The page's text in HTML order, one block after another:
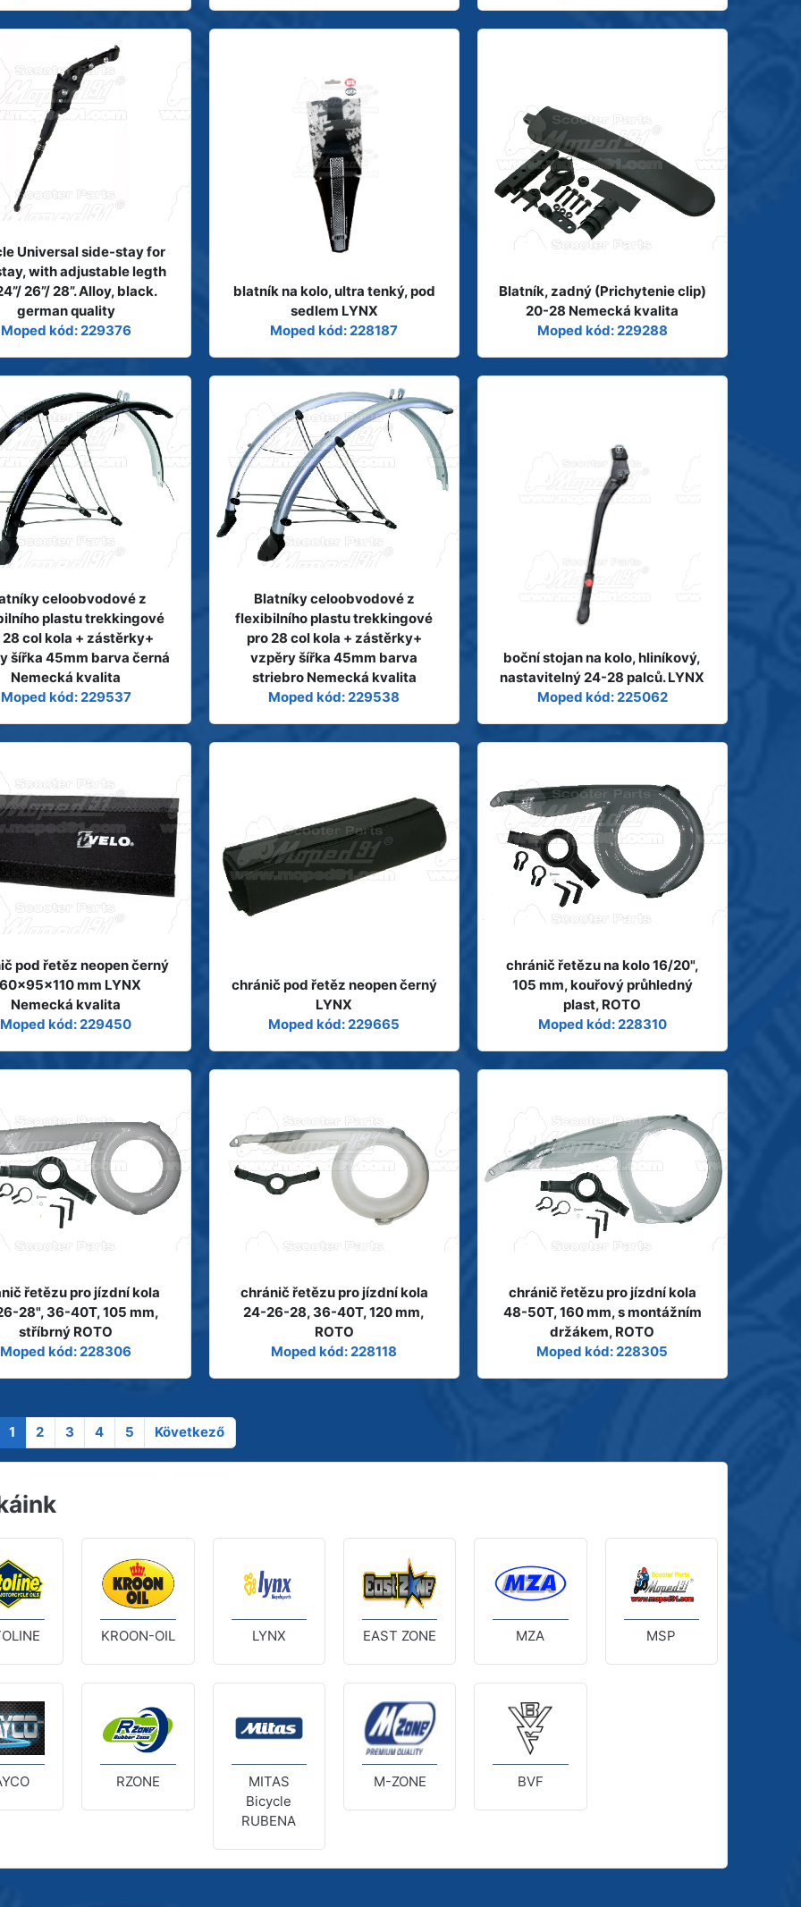
Universal side-stay for
with adjustable legth
26”/ 28”. Alloy, black.
german quality
Moped kód: 229376
blatník na kolo, ultra tenký, pod
sedlem LYNX
Moped kód: 228187
Blatník, zadný (Prichytenie clip)
20-28 Nemecká kvalita
Moped kód: 229288
celoobvodové z
plastu trekkingové
28 col kola + zástěrky+
šířka 45mm barva černá
Nemecká kvalita
Moped kód: 229537
Blatníky celoobvodové z
flexibilního plastu trekkingové
pro 28 col kola + zástěrky+
vzpěry šířka 45mm barva
striebro Nemecká kvalita
Moped kód: 229538
boční stojan na kolo, hliníkový,
nastavitelný 24-28 palců. LYNX
Moped kód: 225062
pod řetěz neopen černý
mm LYNX
Nemecká kvalita
Moped kód: 229450
chránič pod řetěz neopen černý
LYNX
Moped kód: 229665
chránič řetězu na kolo 16/20",
105 mm, kouřový průhledný
plast, ROTO
Moped kód: 228310
řetězu pro jízdní kola
28", 36-40T, 105 mm,
stříbrný ROTO
Moped kód: 228306
chránič řetězu pro jízdní kola
24-26-28, 36-40T, 120 mm,
ROTO
Moped kód: 228118
chránič řetězu pro jízdní kola
48-50T, 160 mm, s montážním
držákem, ROTO
Moped kód: 228305
1 2 3 4 5 Következő
KROON-OIL LYNX EAST ZONE MZA MSP
RZONE
MITAS
Bicycle
RUBENA
M-ZONE BVF